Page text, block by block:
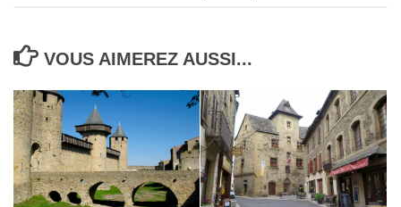
VOUS AIMEREZ AUSSI...